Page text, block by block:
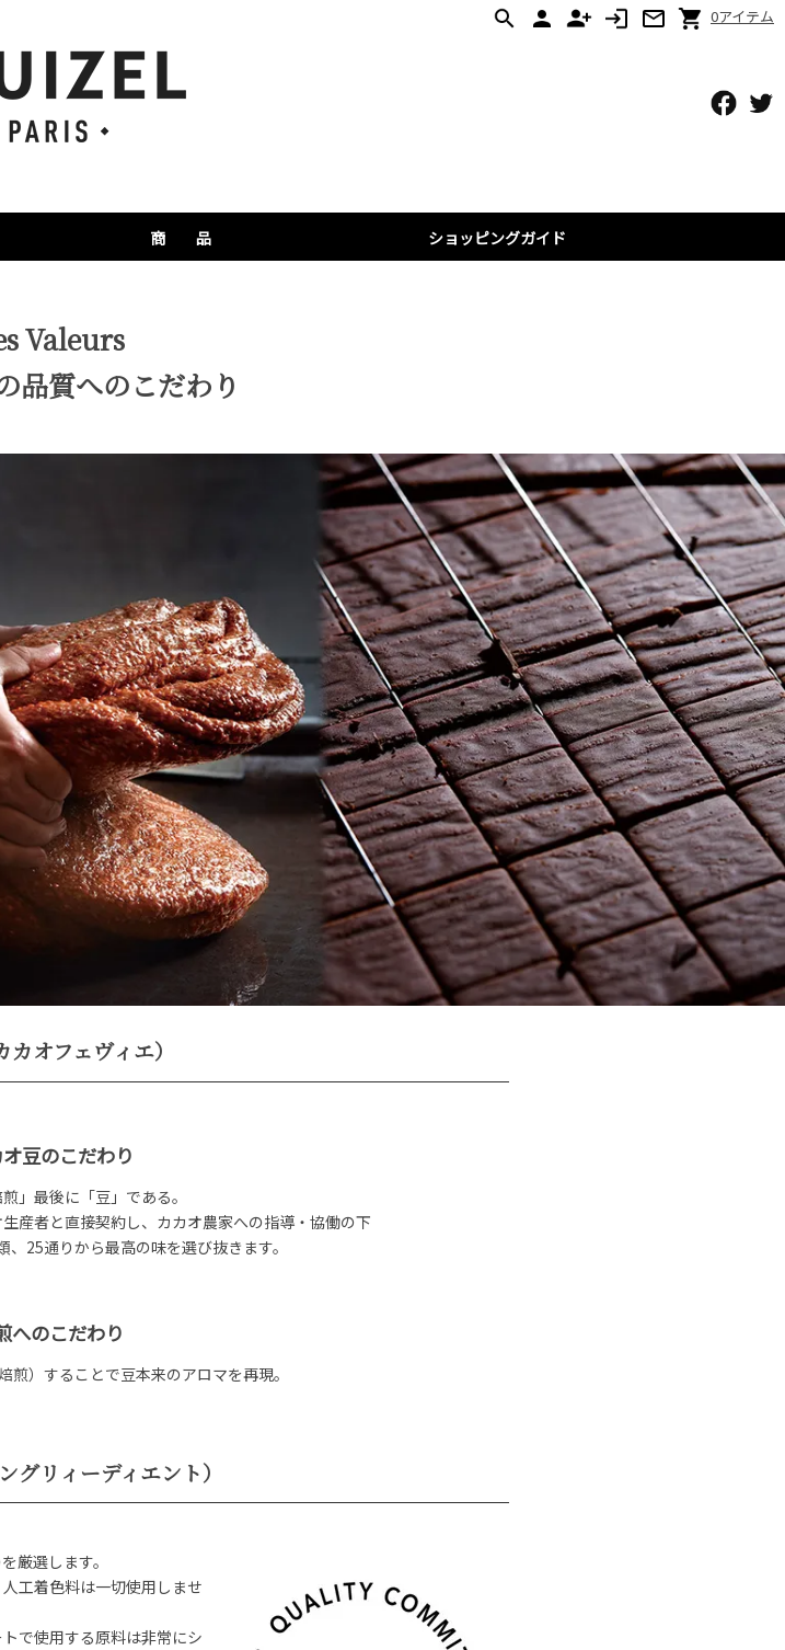
0アイテム
商 品 ショッピングガイド
Valeurs
品質へのこだわり
オフェヴィエ）
豆のこだわり
」最後に「豆」である。
産者と直接契約し、カカオ農家への指導・協働の下
25通りから最高の味を選び抜きます。
へのこだわり
）することで豆本来のアロマを再現。
グリィーディエント）
厳選します。
工着色料は一切使用しませ
で使用する原料は非常にシ